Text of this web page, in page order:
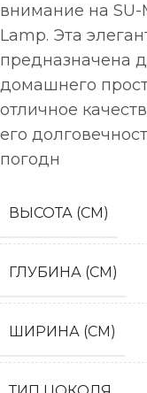
внимание на SU-
Lamp. Эта
предназначена
домашнего
отличное
его
погодн
ВЫСОТА (СМ)
ГЛУБИНА (СМ)
ШИРИНА (СМ)